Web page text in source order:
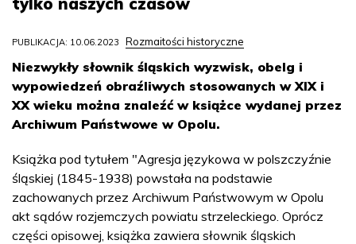
PUBLIKACJA: 10.06.2023 Rozmaitości historyczne
Niezwykły słownik śląskich wyzwisk, obelg i
wypowiedzeń obraźliwych stosowanych w XIX i
XX wieku można znaleźć w książce wydanej przez
Archiwum Państwowe w Opolu.
Książka pod tytułem "Agresja językowa w polszczyźnie
śląskiej (1845-1938) powstała na podstawie
zachowanych przez Archiwum Państwowym w Opolu
akt sądów rozjemczych powiatu strzeleckiego. Oprócz
części opisowej, książka zawiera słownik śląskich